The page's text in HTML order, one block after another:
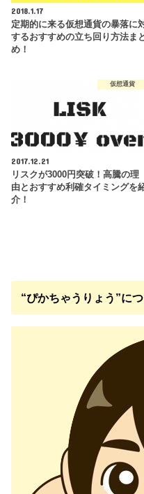
2018.1.17
定期的に来る仮想通貨の暴落に
するおすすめの立ち回り方法ま
め！
仮想通貨
2017.12.21
リスクが3000円突破！高騰の理
由とおすすめ利確タイミングを
介！
“ぴかちゃうりょう”に